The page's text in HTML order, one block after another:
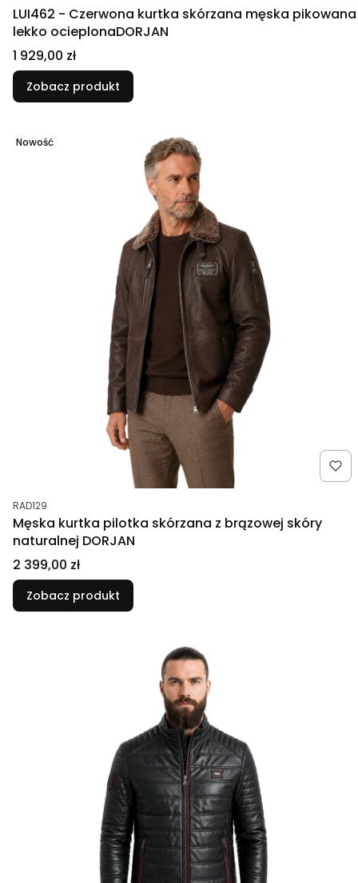
LUI462 - Czerwona kurtka skórzana męska pikowana
lekko ocieplonaDORJAN
Cena
1 929,00 zł
Zobacz produkt
Nowość
Kod produktu
RAD129
Męska kurtka pilotka skórzana z brązowej skóry
naturalnej DORJAN
Cena
2 399,00 zł
Zobacz produkt